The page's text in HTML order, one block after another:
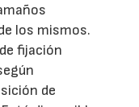
los mismos.
fijación
de